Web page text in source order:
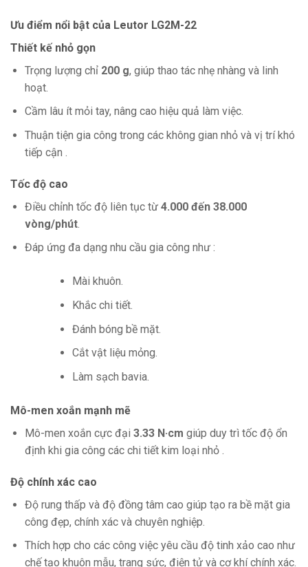
Ưu điểm nổi bật của Leutor LG2M-22
Thiết kế nhỏ gọn
Trọng lượng chỉ 200 g, giúp thao tác nhẹ nhàng và linh
hoạt.
Cầm lâu ít mỏi tay, nâng cao hiệu quả làm việc.
Thuận tiện gia công trong các không gian nhỏ và vị trí khó
tiếp cận .
Tốc độ cao
Điều chỉnh tốc độ liên tục từ 4.000 đến 38.000
vòng/phút.
Đáp ứng đa dạng nhu cầu gia công như :
Mài khuôn.
Khắc chi tiết.
Đánh bóng bề mặt.
Cắt vật liệu mỏng.
Làm sạch bavia.
Mô-men xoắn mạnh mẽ
Mô-men xoắn cực đại 3.33 N·cm giúp duy trì tốc độ ổn
định khi gia công các chi tiết kim loại nhỏ .
Độ chính xác cao
Độ rung thấp và độ đồng tâm cao giúp tạo ra bề mặt gia
công đẹp, chính xác và chuyên nghiệp.
Thích hợp cho các công việc yêu cầu độ tinh xảo cao như
chế tạo khuôn mẫu, trang sức, điện tử và cơ khí chính xác.